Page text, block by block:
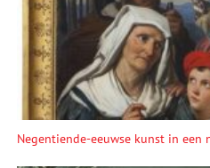
Negentiende-eeuwse kunst in een